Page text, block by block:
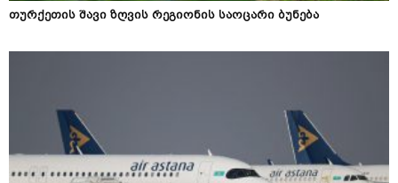
თურქეთის შავი ზღვის რეგიონის საოცარი ბუნება